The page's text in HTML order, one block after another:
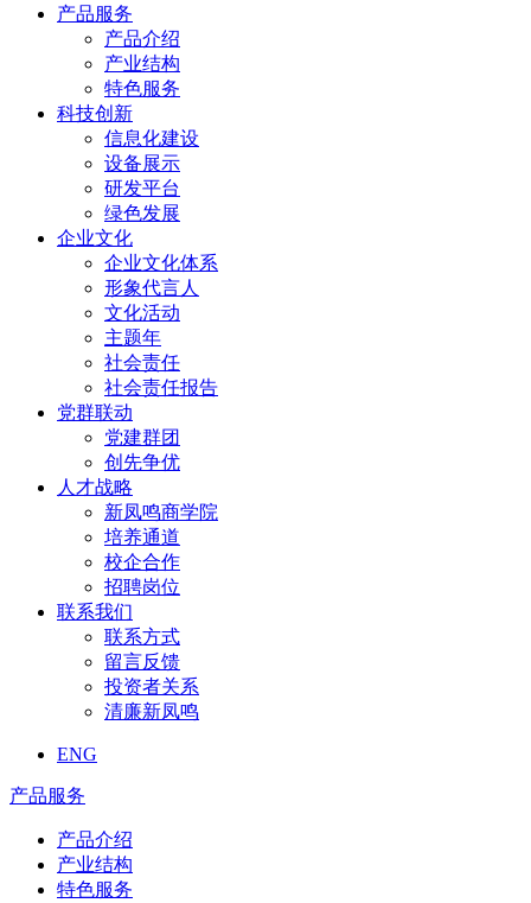
产品服务
产品介绍
产业结构
特色服务
科技创新
信息化建设
设备展示
研发平台
绿色发展
企业文化
企业文化体系
形象代言人
文化活动
主题年
社会责任
社会责任报告
党群联动
党建群团
创先争优
人才战略
新凤鸣商学院
培养通道
校企合作
招聘岗位
联系我们
联系方式
留言反馈
投资者关系
清廉新凤鸣
ENG
产品服务
产品介绍
产业结构
特色服务